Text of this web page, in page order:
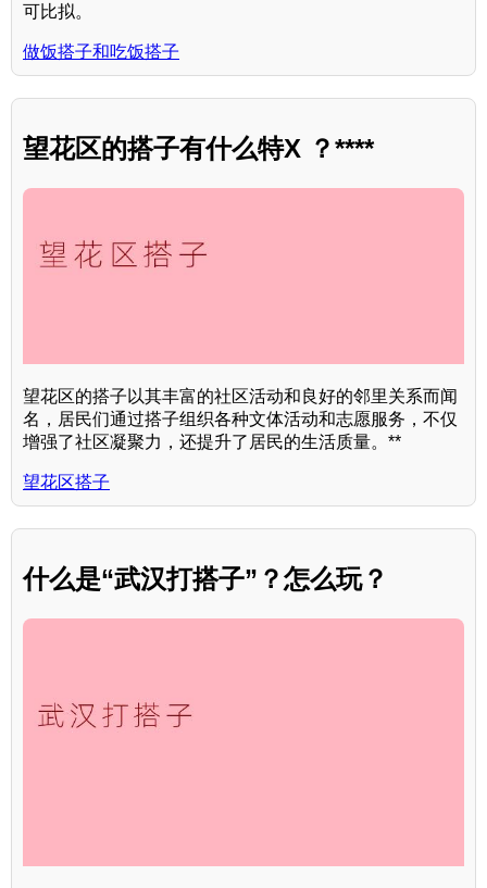
可比拟。
做饭搭子和吃饭搭子
望花区的搭子有什么特X ？****
望花区的搭子以其丰富的社区活动和良好的邻里关系而闻
名，居民们通过搭子组织各种文体活动和志愿服务，不仅
增强了社区凝聚力，还提升了居民的生活质量。**
望花区搭子
什么是“武汉打搭子”？怎么玩？